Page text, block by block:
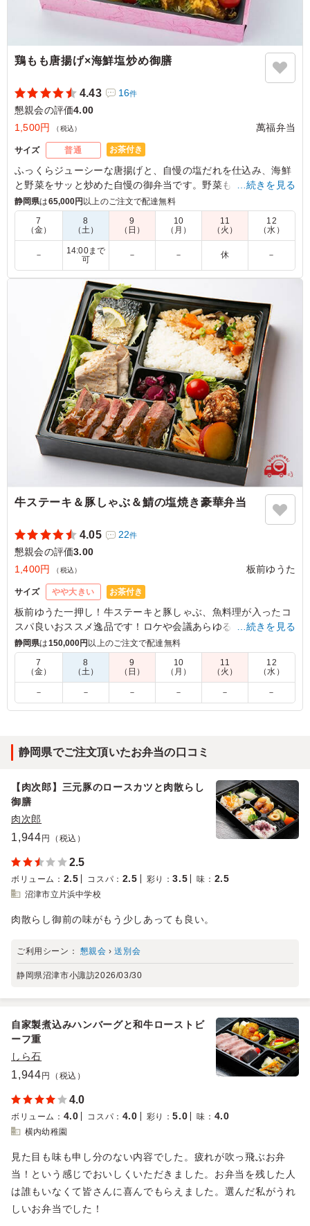
鶏もも唐揚げ×海鮮塩炒め御膳
4.43 16件
懇親会の評価4.00
1,500円
（税込） 萬福弁当
サイズ 普通 お茶付き
ふっくらジューシーな唐揚げと、自慢の塩だれを仕込み、海鮮
と野菜をサッと炒めた自慢の御弁当です。野菜もしっかり摂っ
てほしいから、サラダなどもたっぷり盛り込んでいます。
4.0 トヨタ紡織株式会社
会社のイベントで昼食会を実施しました。唐揚げの味がし
っかりついており、冷たかったですがメンバーから弁当が
おいしかったとのコメントがありました。ご飯が白米とチ
ャーハンになっており、お得感がありました。またおかず
の種類が多く、みんな満腹になったと喜んでいました。次
回を利用したいお店です。
ご利用シーン：懇親会›ランチ会
愛知県豊田市亀首町2024/01/15
…続きを見る
静岡県は65,000円以上のご注文で配達無料
7
（金）
8
（土）
9
（日）
10
（月）
11
（火）
12
（水）
－
14:00まで
可
－ － 休 －
牛ステーキ＆豚しゃぶ＆鯖の塩焼き豪華弁当
4.05 22件
懇親会の評価3.00
1,400円
（税込） 板前ゆうた
サイズ やや大きい お茶付き
板前ゆうた一押し！牛ステーキと豚しゃぶ、魚料理が入ったコ
スパ良いおススメ逸品です！ロケや会議あらゆるシーンでご利
用ください！
4.5 （株）鳴海クリーンシステム
品どり豊富でした。
…続きを見る
静岡県は150,000円 以上のご注文で配達無料
7
（金）
8
（土）
9
（日）
10
（月）
11
（火）
12
（水）
－ － － － － －
静岡県でご注文頂いたお弁当の口コミ
【肉次郎】三元豚のロースカツと肉散らし
御膳
肉次郎
1,944 円（税込）
2.5
ボリューム ： 2.5 コスパ ： 2.5 彩り ：3.5 味 ： 2.5
沼津市立片浜中学校
肉散らし御前の味がもう少しあっても良い。
ご利用シーン： 懇親会 ›送別会
静岡県沼津市小諏訪2026/03/30
自家製煮込みハンバーグと和牛ローストビ
ーフ重
しら石
1,944 円（税込）
4.0
ボリューム ： 4.0 コスパ ： 4.0 彩り ：5.0 味 ： 4.0
横内幼稚園
見た目も味も申し分のない内容でした。疲れが吹っ飛ぶお弁
当！という感じでおいしくいただきました。お弁当を残した人
は誰もいなくて皆さんに喜んでもらえました。選んだ私がうれ
しいお弁当でした！